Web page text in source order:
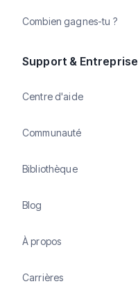
Combien gagnes-tu ?
Support & Entreprise
Centre d'aide
Communauté
Bibliothèque
Blog
À propos
Carrières